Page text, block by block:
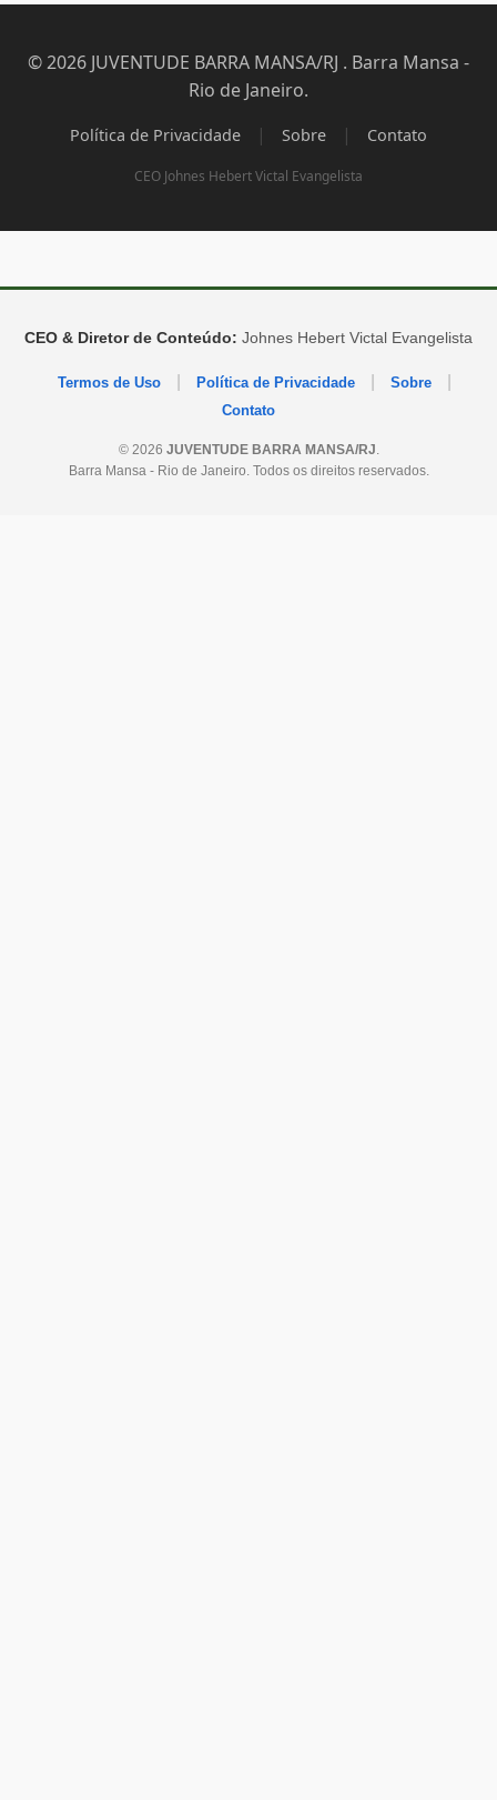
© 2026 JUVENTUDE BARRA MANSA/RJ . Barra Mansa -
Rio de Janeiro.
Política de Privacidade | Sobre | Contato
CEO Johnes Hebert Victal Evangelista
CEO & Diretor de Conteúdo: Johnes Hebert Victal Evangelista
Termos de Uso Política de Privacidade Sobre
Contato
© 2026 JUVENTUDE BARRA MANSA/RJ.
Barra Mansa - Rio de Janeiro. Todos os direitos reservados.